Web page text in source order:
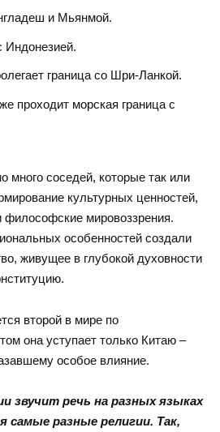
и Мьянмой.
Индонезией.
граница со Шри-Ланкой.
проходит морская граница с
много соседей, которые так или
культурных ценностей,
философские мировоззрения.
особенностей создали
живущее в глубокой духовности
второй в мире по
она уступает только Китаю –
особое влияние.
звучит речь на разных языках
самые разные религии. Так,